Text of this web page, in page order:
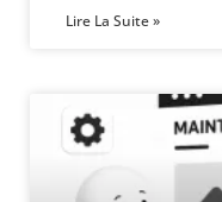
Lire La Suite »